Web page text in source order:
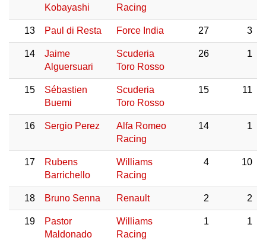
Kobayashi
Racing
13 Paul di Resta Force India 27 3
14
Jaime
Alguersuari
Scuderia
Toro Rosso
26 1
15
Sébastien
Buemi
Scuderia
Toro Rosso
15 11
16 Sergio Perez
Alfa Romeo
Racing
14 1
17
Rubens
Barrichello
Williams
Racing
4 10
18 Bruno Senna Renault 2 2
19
Pastor
Maldonado
Williams
Racing
1 1